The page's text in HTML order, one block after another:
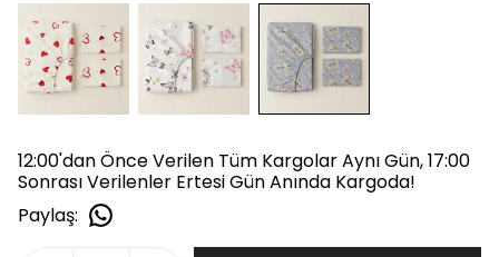
12:00'dan Önce Verilen Tüm Kargolar Aynı Gün, 17:00
Sonrası Verilenler Ertesi Gün Anında Kargoda!
Paylaş: